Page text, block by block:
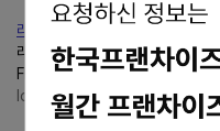
라니온수기 고장으로 제품교환
라니온수기 고장으로 수리차 방문
FRESH로 교체처리
lotte7833님의블로그 롯데전자
https://blog.naver.com/